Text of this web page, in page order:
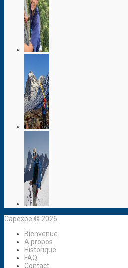
Capexpe © 2026
Bienvenue
A propos
Historique
FAQ
Contact